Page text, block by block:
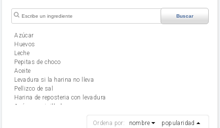
Buscar
Azúcar
huevos
leche
Pepitas de choco
aceite
Levadura si la harina no lleva
Pellizco de sal
Harina de reposteria con levadura
Azúcar avainillado
Ordena por: nombre popularidad